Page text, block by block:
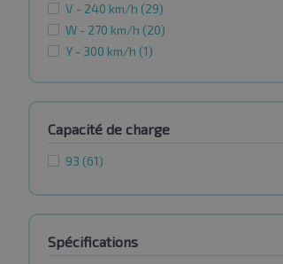
V - 240 km/h (29)
W - 270 km/h (20)
Y - 300 km/h (1)
Capacité de charge
93 (61)
Spécifications